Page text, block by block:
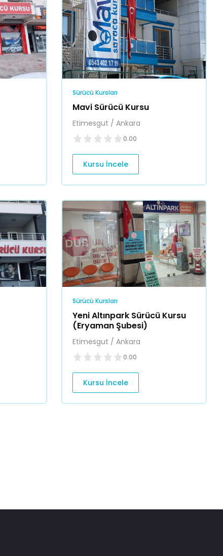
Sürücü Kursları
Mavi Sürücü Kursu
Etimesgut / Ankara
0.00
Kursu İncele
Sürücü Kursları
Yeni Altınpark Sürücü Kursu
(Eryaman Şubesi)
Etimesgut / Ankara
0.00
Kursu İncele